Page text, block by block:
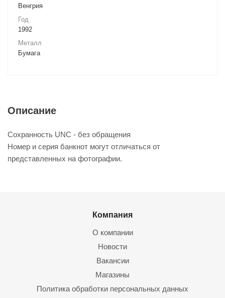
Венгрия
Год
1992
Металл
Бумага
Описание
Сохранность UNC - без обращения
Номер и серия банкнот могут отличаться от
представленных на фотографии.
Компания
О компании
Новости
Вакансии
Магазины
Политика обработки персональных данных